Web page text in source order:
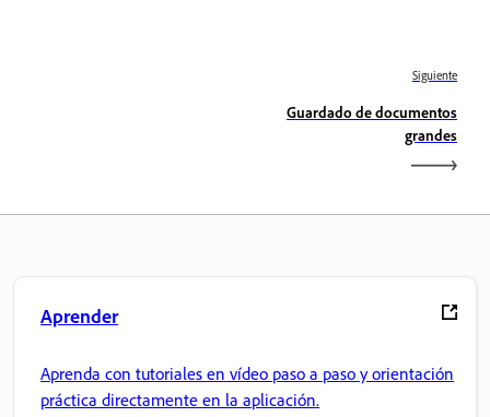
Siguiente
Guardado de documentos
grandes
Aprender
Aprenda con tutoriales en vídeo paso a paso y orientación
práctica directamente en la aplicación.